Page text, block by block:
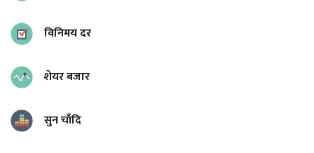
विनिमय दर
शेयर बजार
सुन चाँदि